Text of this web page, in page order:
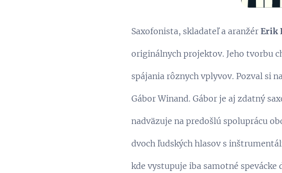
Saxofonista, skladateľ a aranžér Erik
originálnych projektov. Jeho tvorbu
spájania rôznych vplyvov. Pozval si
Gábor Winand. Gábor je aj zdatný
nadväzuje na predošlú spoluprácu
dvoch ľudských hlasov s
kde vystupuje iba samotné